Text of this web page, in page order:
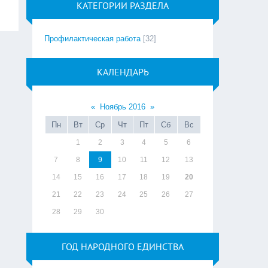
КАТЕГОРИИ РАЗДЕЛА
Профилактическая работа [32]
КАЛЕНДАРЬ
« Ноябрь 2016 »
Пн
Вт Ср Чт Пт Сб Вс
1 2 3 4 5 6
7 8 9 10 11 12 13
14 15 16 17 18 19 20
21 22 23 24 25 26 27
28 29 30
ГОД НАРОДНОГО ЕДИНСТВА